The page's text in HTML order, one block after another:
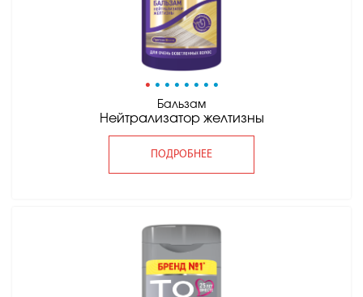
• • • • • • • •
Бальзам
Нейтрализатор желтизны
ПОДРОБНЕЕ